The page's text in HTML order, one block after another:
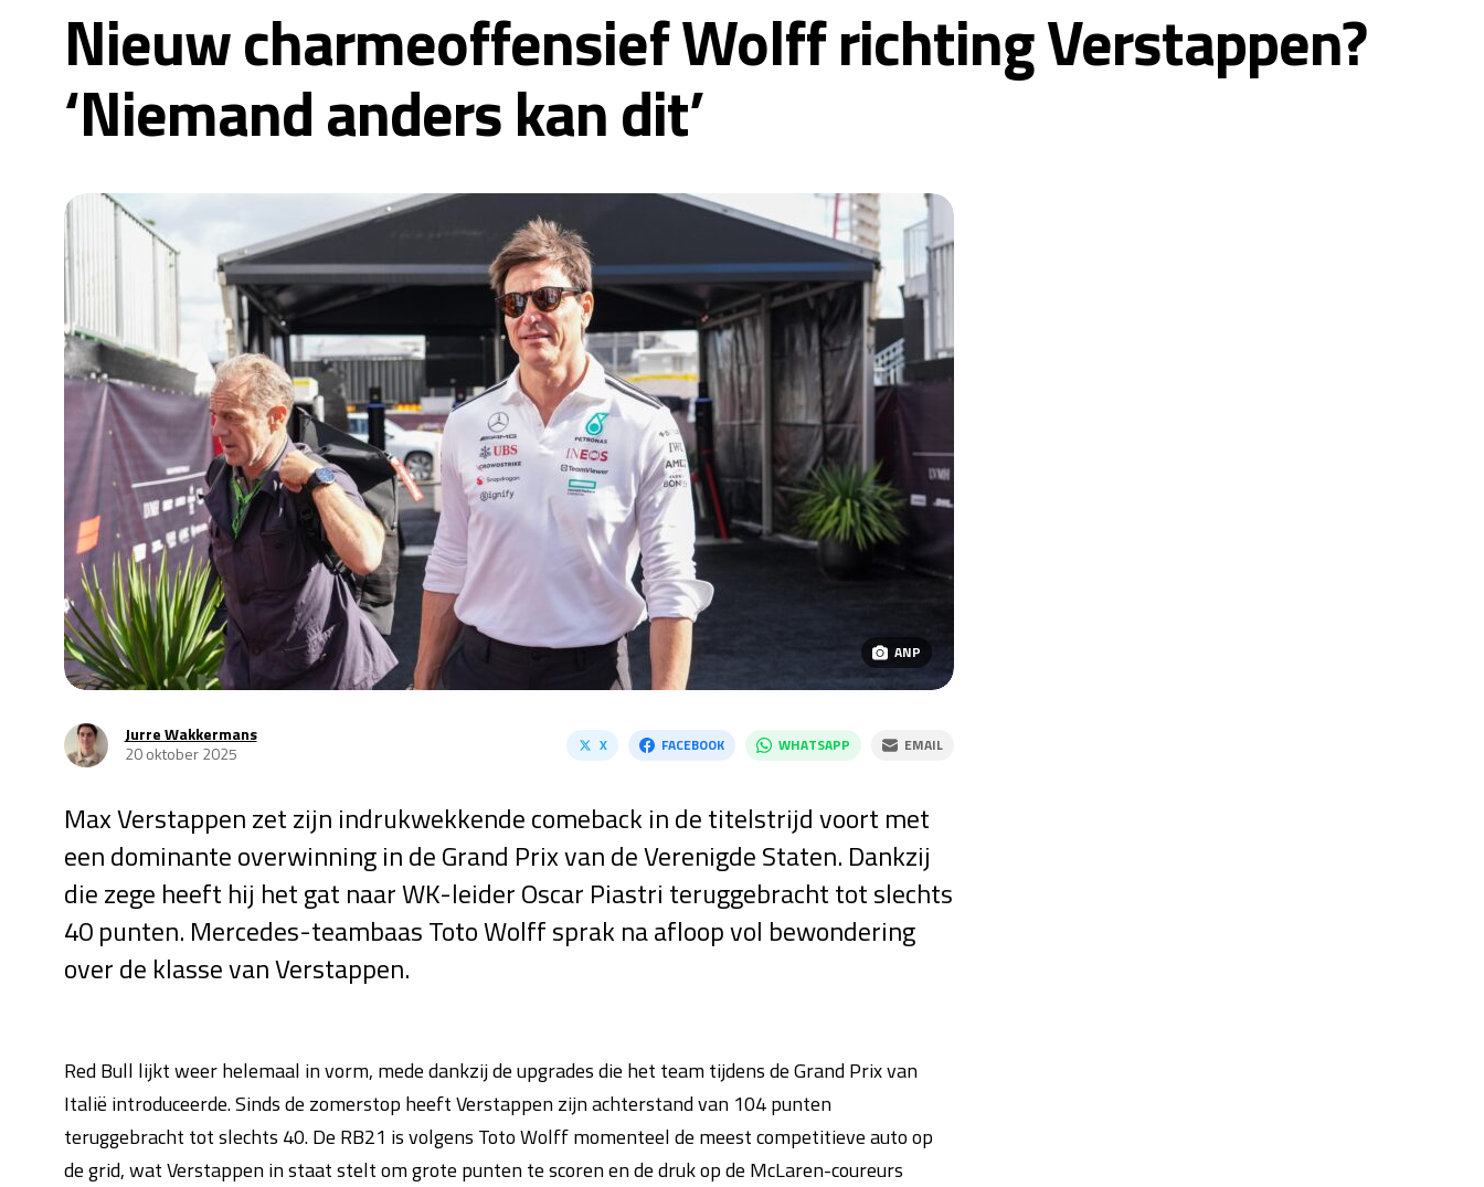
Nieuw charmeoffensief Wolff richting Verstappen?
‘Niemand anders kan dit’
ANP
Jurre Wakkermans
20 oktober 2025
X FACEBOOK WHATSAPP EMAIL
Max Verstappen zet zijn indrukwekkende comeback in de titelstrijd voort met
een dominante overwinning in de Grand Prix van de Verenigde Staten. Dankzij
die zege heeft hij het gat naar WK-leider Oscar Piastri teruggebracht tot slechts
40 punten. Mercedes-teambaas Toto Wolff sprak na afloop vol bewondering
over de klasse van Verstappen.
Red Bull lijkt weer helemaal in vorm, mede dankzij de upgrades die het team tijdens de Grand Prix van
Italië introduceerde. Sinds de zomerstop heeft Verstappen zijn achterstand van 104 punten
teruggebracht tot slechts 40. De RB21 is volgens Toto Wolff momenteel de meest competitieve auto op
de grid, wat Verstappen in staat stelt om grote punten te scoren en de druk op de McLaren-coureurs